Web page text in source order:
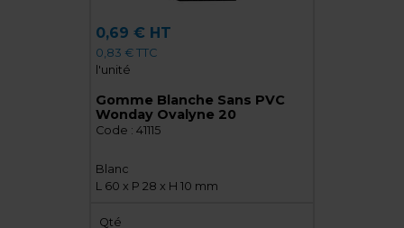
0,69 € HT
0,83 € TTC
l'unité
Gomme Blanche Sans PVC
Wonday Ovalyne 20
Code : 41115
Blanc
L 60 x P 28 x H 10 mm
Qté